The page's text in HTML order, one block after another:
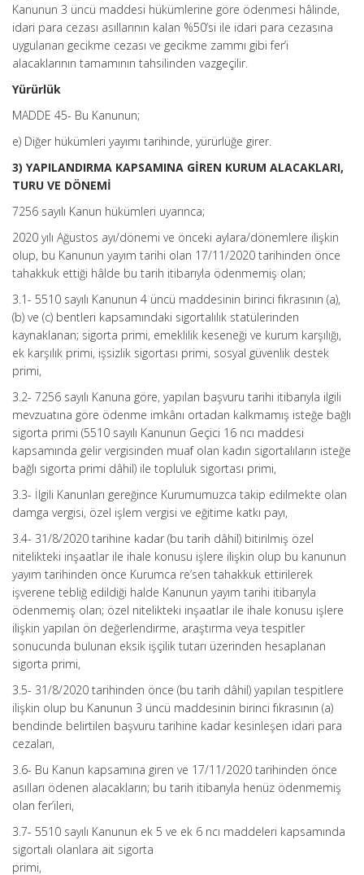
Kanunun 3 üncü maddesi hükümlerine göre ödenmesi hâlinde,
idari para cezası asıllarının kalan %50’si ile idari para cezasına
uygulanan gecikme cezası ve gecikme zammı gibi fer’i
alacaklarının tamamının tahsilinden vazgeçilir.
Yürürlük
MADDE 45- Bu Kanunun;
e) Diğer hükümleri yayımı tarihinde, yürürlüğe girer.
3) YAPILANDIRMA KAPSAMINA GİREN KURUM ALACAKLARI,
TURU VE DÖNEMİ
7256 sayılı Kanun hükümleri uyarınca;
2020 yılı Ağustos ayı/dönemi ve önceki aylara/dönemlere ilişkin
olup, bu Kanunun yayım tarihi olan 17/11/2020 tarihinden önce
tahakkuk ettiği hâlde bu tarih itibarıyla ödenmemiş olan;
3.1- 5510 sayılı Kanunun 4 üncü maddesinin birinci fıkrasının (a),
(b) ve (c) bentleri kapsamındaki sigortalılık statülerinden
kaynaklanan; sigorta primi, emeklilik keseneği ve kurum karşılığı,
ek karşılık primi, işsizlik sigortası primi, sosyal güvenlik destek
primi,
3.2- 7256 sayılı Kanuna göre, yapılan başvuru tarihi itibarıyla ilgili
mevzuatına göre ödenme imkânı ortadan kalkmamış isteğe bağlı
sigorta primi (5510 sayılı Kanunun Geçici 16 ncı maddesi
kapsamında gelir vergisinden muaf olan kadın sigortalıların isteğe
bağlı sigorta primi dâhil) ile topluluk sigortası primi,
3.3- İlgili Kanunları gereğince Kurumumuzca takip edilmekte olan
damga vergisi, özel işlem vergisi ve eğitime katkı payı,
3.4- 31/8/2020 tarihine kadar (bu tarih dâhil) bitirilmiş özel
nitelikteki inşaatlar ile ihale konusu işlere ilişkin olup bu kanunun
yayım tarihinden önce Kurumca re’sen tahakkuk ettirilerek
işverene tebliğ edildiği halde Kanunun yayım tarihi itibarıyla
ödenmemiş olan; özel nitelikteki inşaatlar ile ihale konusu işlere
ilişkin yapılan ön değerlendirme, araştırma veya tespitler
sonucunda bulunan eksik işçilik tutarı üzerinden hesaplanan
sigorta primi,
3.5- 31/8/2020 tarihinden önce (bu tarih dâhil) yapılan tespitlere
ilişkin olup bu Kanunun 3 üncü maddesinin birinci fıkrasının (a)
bendinde belirtilen başvuru tarihine kadar kesinleşen idari para
cezaları,
3.6- Bu Kanun kapsamına giren ve 17/11/2020 tarihinden önce
asılları ödenen alacakların; bu tarih itibarıyla henüz ödenmemiş
olan fer’ileri,
3.7- 5510 sayılı Kanunun ek 5 ve ek 6 ncı maddeleri kapsamında
sigortalı olanlara ait sigorta
primi,